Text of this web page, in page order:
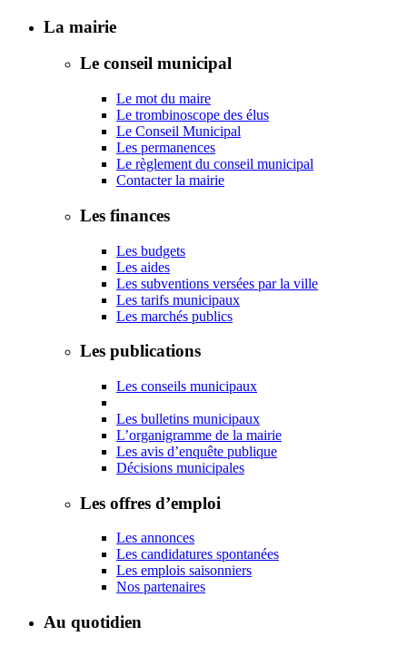
La mairie
Le conseil municipal
Le mot du maire
Le trombinoscope des élus
Le Conseil Municipal
Les permanences
Le règlement du conseil municipal
Contacter la mairie
Les finances
Les budgets
Les aides
Les subventions versées par la ville
Les tarifs municipaux
Les marchés publics
Les publications
Les conseils municipaux
Les bulletins municipaux
L’organigramme de la mairie
Les avis d’enquête publique
Décisions municipales
Les offres d’emploi
Les annonces
Les candidatures spontanées
Les emplois saisonniers
Nos partenaires
Au quotidien